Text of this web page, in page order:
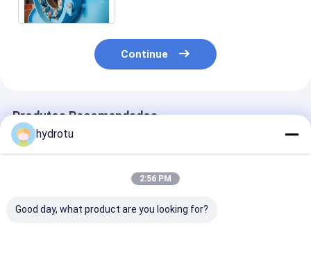
Continue
Produtos Recomendados
hydrotu
2:56 PM
Good day, what product are you looking for?